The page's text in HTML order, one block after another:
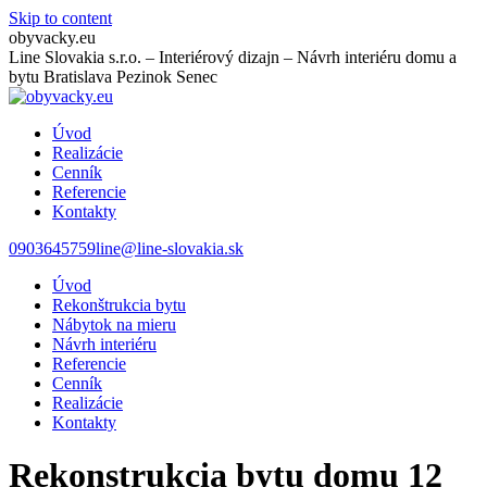
Skip to content
obyvacky.eu
Line Slovakia s.r.o. – Interiérový dizajn – Návrh interiéru domu a
bytu Bratislava Pezinok Senec
Úvod
Realizácie
Cenník
Referencie
Kontakty
0903645759line@line-slovakia.sk
Úvod
Rekonštrukcia bytu
Nábytok na mieru
Návrh interiéru
Referencie
Cenník
Realizácie
Kontakty
Rekonstrukcia bytu domu 12